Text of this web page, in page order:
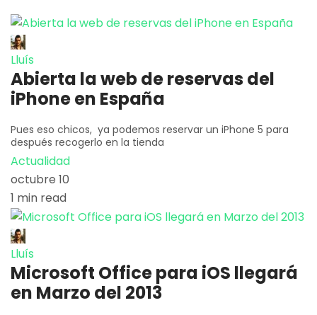
Lluís
Abierta la web de reservas del
iPhone en España
Pues eso chicos, ya podemos reservar un iPhone 5 para
después recogerlo en la tienda
Actualidad
octubre 10
1 min read
Lluís
Microsoft Office para iOS llegará
en Marzo del 2013